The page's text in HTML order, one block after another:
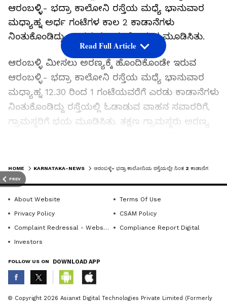
PREV
ಆರಂಬಳ್ಳಿ- ಭದ್ರಾ ಕಾಲೋನಿ ರಸ್ತೆಯ ಮಧ್ಯೆ ಭಾನುವಾರ
ಮಧ್ಯಾಹ್ನ ಅರ್ಧ ಗಂಟೆಗಳ ಕಾಲ 2 ಕಾಡಾನೆಗಳು
ನಿಂತುಕೊಂಡಿದ್ದು ವಾಹನ ಸವಾರರಿಗೆ ಆತಂಕ ಮೂಡಿಸಿತು.
ಆರಂಬಳ್ಳಿ ಮೀಸಲು ಅರಣ್ಯಕ್ಕೆ ಹೊಂದಿಕೊಂಡೇ ಇರುವ
ಆರಂಬಳ್ಳಿ- ಭದ್ರಾ ಕಾಲೋನಿ ರಸ್ತೆಯ ಮಧ್ಯೆ ಭಾನುವಾರ
ಮಧ್ಯಾಹ್ನ 12.30 ರಿಂದ 1 ಗಂಟೆಯವರೆಗೆ ಎರಡು ಕಾಡಾನೆಗಳು
ನಿಂತುಕೊಂಡಿದ್ದು ರಸ್ತೆಯಲ್ಲಿ ಓಡಾಡುವ ವಾಹನ ಸವಾರರಿಗೆ,
ಗ್ರಾಮಸ್ಥರಿಗೆ ಭಯ ಮೂಡಿಸಿತು. ತಕ್ಷಣ ಗ್ರಾಮಸ್ಥರು ಅರಣ್ಯ
ಸಿಬ್ಬಂದಿ ಹಾಗೂ ಮುತ್ತಿನಕೊಪ್ಪದಲ್ಲಿ ಬೀಡು ಬಿಟ್ಟಿರುವ
ಎಲಿಫೆಂಟ್‌ ಟಾಸ್ಕ್‌ ಪೋರ್ಸ್‌ ಸಿಬ್ಬಂದಿ ಸ್ಥಳಕ್ಕೆ ದಾವಿಸಿ ಎರಡು
ಕಾಡಾನೆಯನ್ನು ಮರಳಿ ಅರಂಬಳ್ಳಿ ಮೀಸಲು ಅರಣ್ಯಕ್ಕೆ
ಅಟ್ಟಿದ್ದಾರೆ.
ಚೆನ್ನಮಣಿ,ನೇರ್ಲೆಕೊಪ್ಪದಲ್ಲಿ ಕಾಡಾನೆಗಳು ರಾತ್ರಿ ಹೊತ್ತಿನಲ್ಲಿ
ತೋಟಕ್ಕೆ ನುಗ್ಗಿ ಅಡಕೆ, ಬಾಳೆ ತಿಂದು ಹಾಕುತ್ತಿವೆ. ಹಗಲು
ಹೊತ್ತಿನಲ್ಲಿ ಸಮೀಪದ ಅರಣ್ಯದಲ್ಲಿ ಅಡಗಿ ಕೊಳ್ಳುತ್ತದೆ.
Read Full Article
ABOUT THE AUTHOR
HOME KARNATAKA-NEWS
About Website
Terms Of Use
Privacy Policy
CSAM Policy
Complaint Redressal - Website
Compliance Report Digital
Investors
FOLLOW US ON DOWNLOAD APP
© Copyright 2026 Asianxt Digital Technologies Private Limited (Formerly